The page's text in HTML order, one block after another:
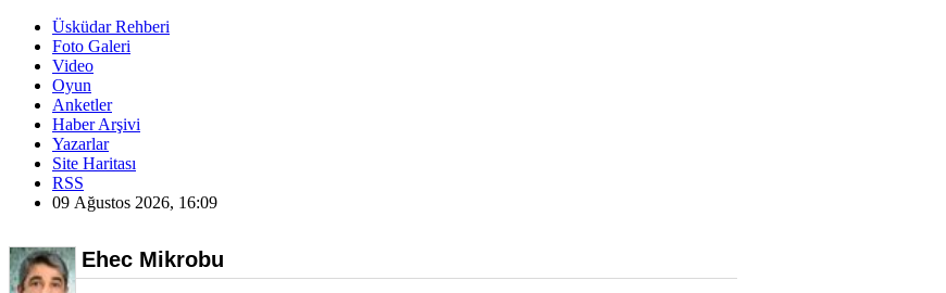
Üsküdar Rehberi
Foto Galeri
Video
Oyun
Anketler
Haber Arşivi
Yazarlar
Site Haritası
RSS
09 Ağustos 2026, 16:09
Ehec Mikrobu